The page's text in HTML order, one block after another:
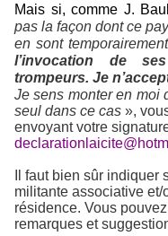
Mais si, comme J.
pas la façon dont ce
en sont
l’invocation de
trompeurs. Je
Je sens monter en moi
seul dans ce cas »,
envoyant votre
Il faut bien sûr
militante associative
résidence. Vous
remarques et